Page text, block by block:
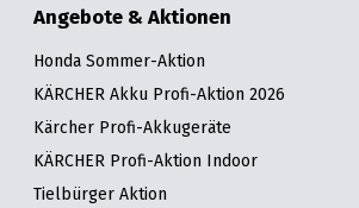
Angebote & Aktionen
Honda Sommer-Aktion
KÄRCHER Akku Profi-Aktion 2026
Kärcher Profi-Akkugeräte
KÄRCHER Profi-Aktion Indoor
Tielbürger Aktion